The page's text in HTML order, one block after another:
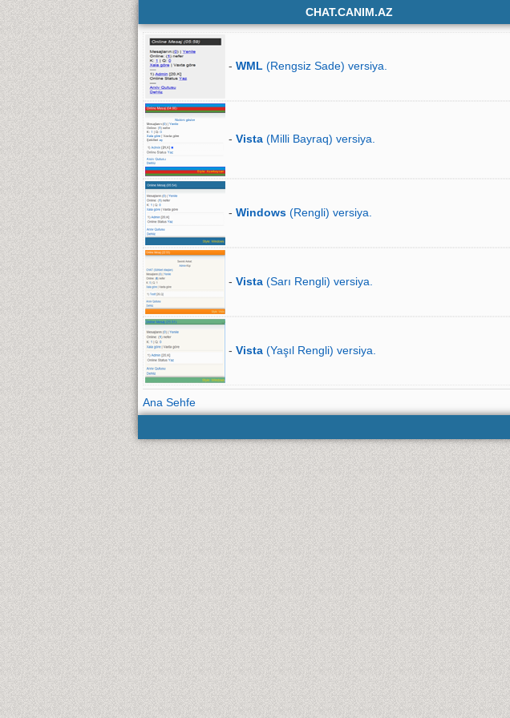
CHAT.CANIM.AZ
- WML (Rengsiz Sade) versiya.
- Vista (Milli Bayraq) versiya.
- Windows (Rengli) versiya.
- Vista (Sarı Rengli) versiya.
- Vista (Yaşıl Rengli) versiya.
Ana Sehfe